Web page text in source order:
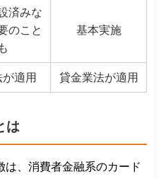
済みな
のこと
も
基本実施
適用 貸金業法が適用
は
、消費者金融系のカード